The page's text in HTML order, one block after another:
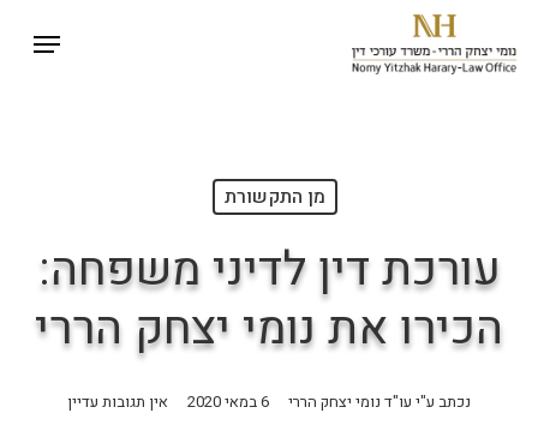
Menu
מן התקשורת
עורכת דין לדיני משפחה:
הכירו את נומי יצחק הררי
נכתב ע"י עו"ד נומי יצחק הררי 6 במאי 2020 אין תגובות עדיין
Close